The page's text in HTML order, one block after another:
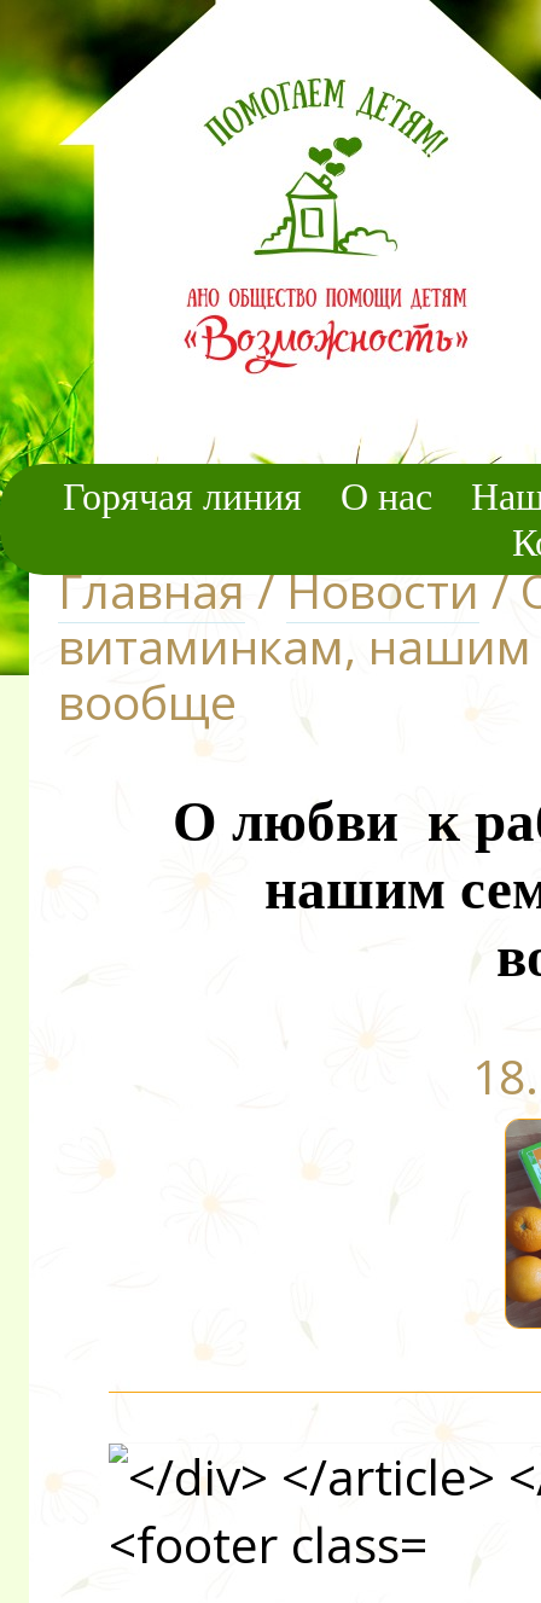
Горячая линия О нас
Главная/Новости/
витаминкам,
вообще
О любви к
нашим